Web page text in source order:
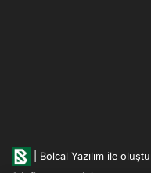
Bolcal Yazılım ile